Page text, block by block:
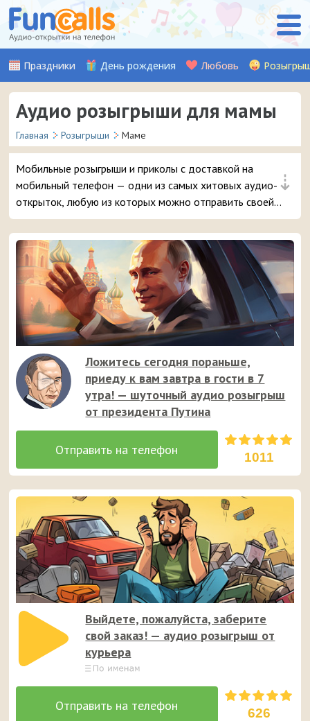
Праздники День рождения Любовь
Аудио розыгрыши для мамы
Главная Розыгрыши Маме
⇣
Мобильные розыгрыши и приколы с доставкой на
мобильный телефон — одни из самых хитовых аудио-
открыток, любую из которых можно отправить своей
дорогой маме. Мы записали множество прикольных
аудио розыгрышей для вашей мамы, отправив которые
на телефон, вы отлично разыграете своего близкого
человека :)
Ложитесь сегодня пораньше,
приеду к вам завтра в гости в 7
утра! — шуточный аудио розыгрыш
от президента Путина
1011
Выйдете, пожалуйста, заберите
свой заказ! — аудио розыгрыш от
курьера
626